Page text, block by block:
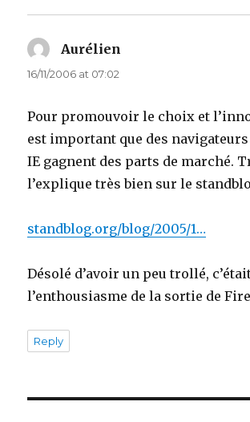
Aurélien
16/11/2006 at 07:02
Pour promouvoir le choix et
est important que des navigateurs
IE gagnent des parts de marché.
l’explique très bien sur le
standblog.org/blog/2005/1…
Désolé d’avoir un peu trollé,
l’enthousiasme de la sortie de
Reply